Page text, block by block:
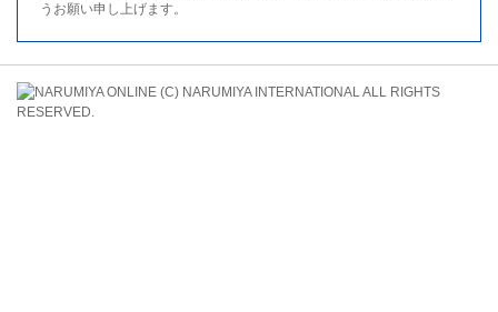
うお願い申し上げます。